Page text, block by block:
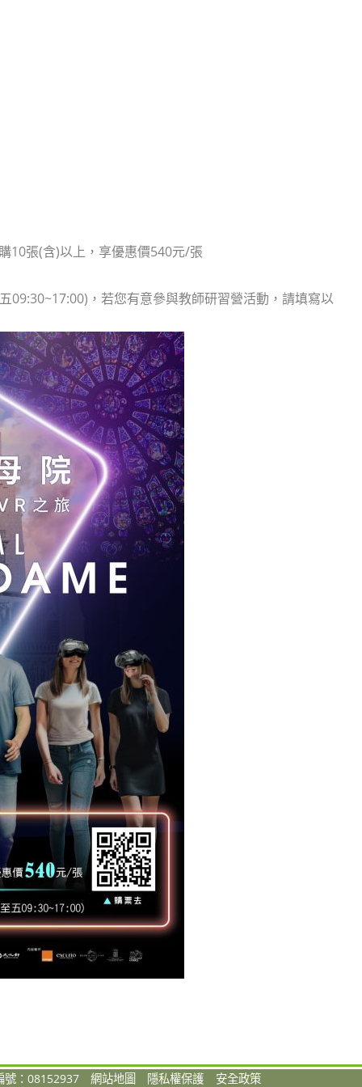
10張(含)以上，享優惠價540元/張
09:30~17:00)，若您有意參與教師研習營活動，請填寫以
號：08152937 網站地圖 隱私權保護 安全政策